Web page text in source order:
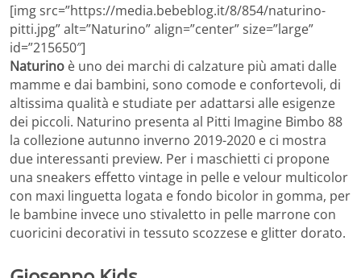
[img src=”https://media.bebeblog.it/8/854/naturino-
pitti.jpg” alt=”Naturino” align=”center” size=”large”
id=”215650″]
Naturino è uno dei marchi di calzature più amati dalle
mamme e dai bambini, sono comode e confortevoli, di
altissima qualità e studiate per adattarsi alle esigenze
dei piccoli. Naturino presenta al Pitti Imagine Bimbo 88
la collezione autunno inverno 2019-2020 e ci mostra
due interessanti preview. Per i maschietti ci propone
una sneakers effetto vintage in pelle e velour multicolor
con maxi linguetta logata e fondo bicolor in gomma, per
le bambine invece uno stivaletto in pelle marrone con
cuoricini decorativi in tessuto scozzese e glitter dorato.